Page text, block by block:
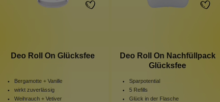
Deo Roll On Glücksfee
Bergamotte + Vanille
wirkt zuverlässig
Weihrauch + Vetiver
Deo Roll On Nachfüllpack
Glücksfee
Sparpotential
5 Refills
Glück in der Flasche